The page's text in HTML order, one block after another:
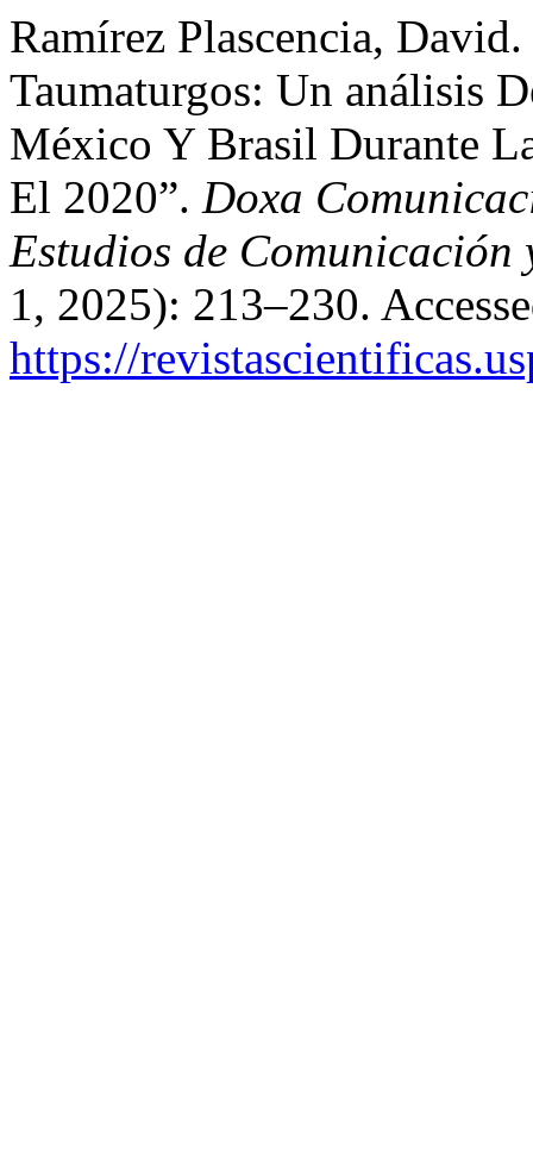
Ramírez Plascencia,
Taumaturgos: Un análisis
México Y Brasil Durante
El 2020”. Doxa
Estudios de Comunicación
1, 2025): 213–230.
https://